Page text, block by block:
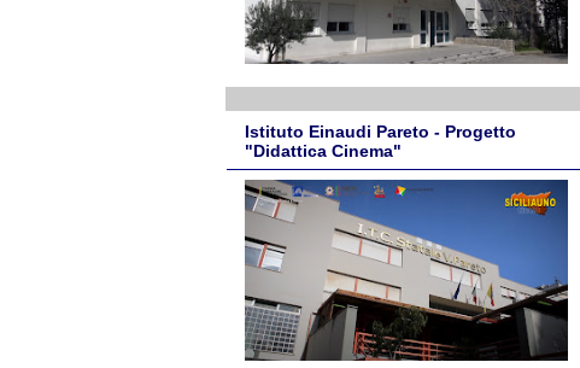
Istituto Einaudi Pareto - Progetto
"Didattica Cinema"